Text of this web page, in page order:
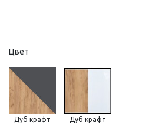
Цвет
Дуб крафт
Дуб крафт